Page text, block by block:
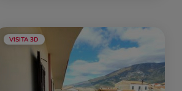
VISITA 3D